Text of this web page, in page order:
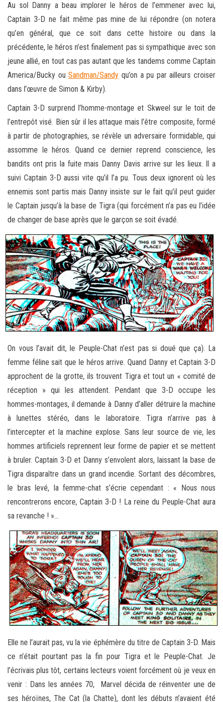
Au sol Danny a beau implorer le héros de l’emmener avec lui,
Captain 3-D ne fait même pas mine de lui répondre (on notera
qu’en général, que ce soit dans cette histoire ou dans la
précédente, le héros n’est finalement pas si sympathique avec son
jeune allié, en tout cas pas autant que les tandems comme Captain
America/Bucky ouSandman/Sandy qu’on a pu par ailleurs croiser
dans l’œuvre de Simon & Kirby).
Captain 3-D surprend l’homme-montage et Skweel sur le toit de
l’entrepôt visé. Bien sûr il les attaque mais l’être composite, formé
à partir de photographies, se révèle un adversaire formidable, qui
assomme le héros. Quand ce dernier reprend conscience, les
bandits ont pris la fuite mais Danny Davis arrive sur les lieux. Il a
suivi Captain 3-D aussi vite qu’il l’a pu. Tous deux ignorent où les
ennemis sont partis mais Danny insiste sur le fait qu’il peut guider
le Captain jusqu’à la base de Tigra (qui forcément n’a pas eu l’idée
de changer de base après que le garçon se soit évadé.
On vous l’avait dit, le Peuple-Chat n’est pas si doué que ça). La
femme féline sait que le héros arrive. Quand Danny et Captain 3-D
approchent de la grotte, ils trouvent Tigra et tout un « comité de
réception » qui les attendent. Pendant que 3-D occupe les
hommes-montages, il demande à Danny d’aller détruire la machine
à lunettes stéréo, dans le laboratoire. Tigra n’arrive pas à
l’intercepter et la machine explose. Sans leur source de vie, les
hommes artificiels reprennent leur forme de papier et se mettent
à bruler. Captain 3-D et Danny s’envolent alors, laissant la base de
Tigra disparaître dans un grand incendie. Sortant des décombres,
le bras levé, la femme-chat s’écrie cependant : « Nous nous
rencontrerons encore, Captain 3-D ! La reine du Peuple-Chat aura
sa revanche ! »…
Elle ne l’aurait pas, vu la vie éphémère du titre de Captain 3-D. Mais
ce n’était pourtant pas la fin pour Tigra et le Peuple-Chat. Je
l’écrivais plus tôt, certains lecteurs voient forcément où je veux en
venir : Dans les années 70, Marvel décida de réinventer une de
ses héroïnes, The Cat (la Chatte), dont les débuts n’avaient été